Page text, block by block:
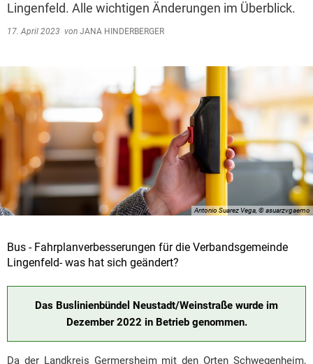
Lingenfeld. Alle wichtigen Änderungen im Überblick.
17. April 2023 von JANA HINDERBERGER
Antonio Suarez Vega, © asuarzvgaemo
Bus - Fahrplanverbesserungen für die Verbandsgemeinde
Lingenfeld- was hat sich geändert?
Das Buslinienbündel Neustadt/Weinstraße wurde im
Dezember 2022 in Betrieb genommen.
Da der Landkreis Germersheim mit den Orten Schwegenheim,